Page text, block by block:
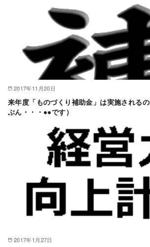
2017年11月20日
来年度「ものづくり補助金」は実施される
ぶん・・・●●です）
2017年1月27日